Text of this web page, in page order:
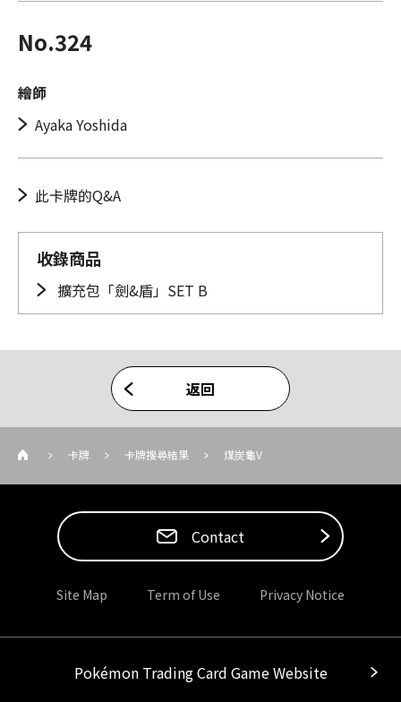
No.324
繪師
Ayaka Yoshida
此卡牌的Q&A
收錄商品
擴充包「劍&盾」SET B
返回
卡牌 卡牌搜尋結果 煤炭龜V
Contact
Site Map Term of Use Privacy Notice
Pokémon Trading Card Game Website